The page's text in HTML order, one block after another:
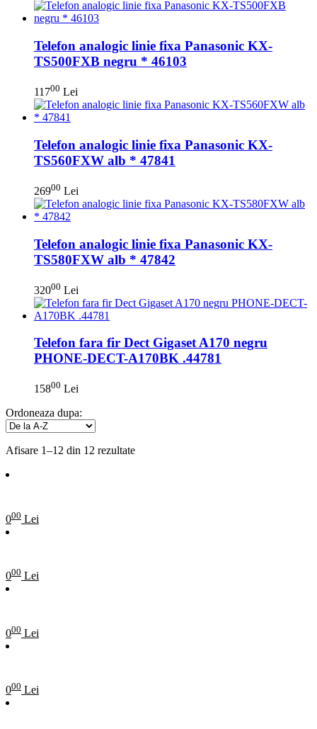
Telefon analogic linie fixa Panasonic KX-
TS500FXB negru * 46103
11700 Lei
Telefon analogic linie fixa Panasonic KX-
TS560FXW alb * 47841
26900 Lei
Telefon analogic linie fixa Panasonic KX-
TS580FXW alb * 47842
32000 Lei
Telefon fara fir Dect Gigaset A170 negru
PHONE-DECT-A170BK .44781
15800 Lei
Ordoneaza dupa:
Afisare 1–12 din 12 rezultate
000 Lei
000 Lei
000 Lei
000 Lei